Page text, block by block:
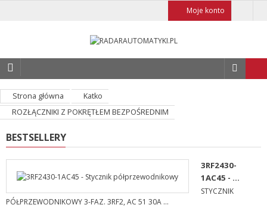
Moje konto
Strona główna
Katko
ROZŁĄCZNIKI Z POKRĘTŁEM BEZPOŚREDNIM
BESTSELLERY
3RF2430-
1AC45 - ...
STYCZNIK
PÓŁPRZEWODNIKOWY 3-FAZ. 3RF2, AC 51 30A ...